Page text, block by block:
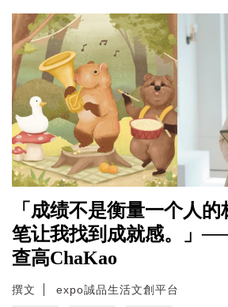
「成绩不是衡量一个人
笔让我找到成就感。」
查高ChaKao
撰文 expo誠品生活文創平台